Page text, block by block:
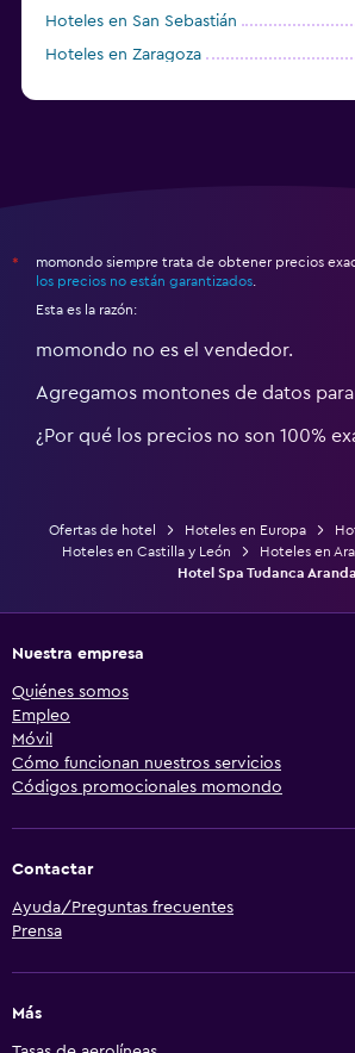
Hoteles en San Sebastián
Hoteles en Zaragoza
*
momondo siempre trata de obtener precios
los precios no están garantizados
Esta es la razón:
momondo no es el vendedor.
Agregamos montones de datos
¿Por qué los precios no son 100%
Ofertas de hotel Hoteles en Europa
Hoteles en Castilla y León
Hoteles en
Hotel Spa Tudanca Aranda
Nuestra empresa
Quiénes somos
Empleo
Móvil
Cómo funcionan nuestros servicios
Códigos promocionales momondo
Contactar
Ayuda/Preguntas frecuentes
Prensa
Más